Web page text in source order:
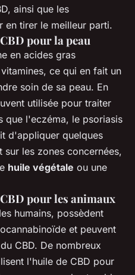
ainsi que les
en tirer le meilleur parti.
pour la peau
en acides gras
ce qui en fait un
soin de sa peau. En
utilisée pour traiter
que l'eczéma, le psoriasis
d'appliquer quelques
les zones concernées,
huile végétale ou une
pour les animaux
humains, possèdent
et peuvent
CBD. De nombreux
l'huile de CBD pour